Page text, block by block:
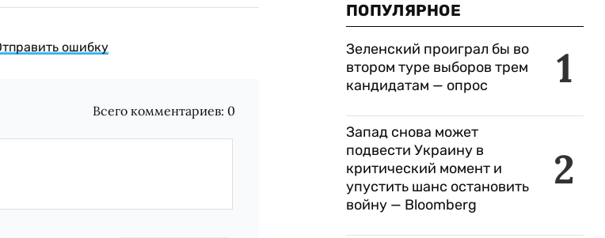
ошибку
Всего комментариев: 0
ПОПУЛЯРНОЕ
1
Зеленский проиграл бы во
втором туре выборов трем
кандидатам — опрос
2
Запад снова может
подвести Украину в
критический момент и
упустить шанс остановить
войну — Bloomberg